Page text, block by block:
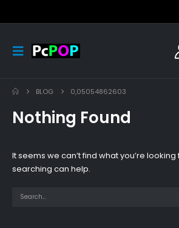
BLOG 0,05054862603
Nothing Found
It seems we can’t find what you’re looking
searching can help.